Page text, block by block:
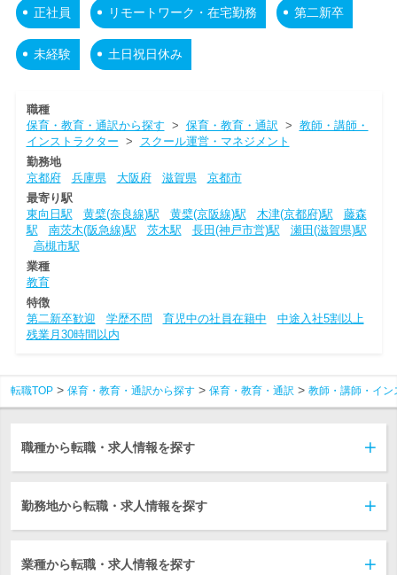
正社員 リモートワーク・在宅勤務 第二新卒
未経験 土日祝日休み
職種
保育・教育・通訳から探す > 保育・教育・通訳 > 教師・講師・
インストラクター >
スクール運営・マネジメント
勤務地
京都府
兵庫県 大阪府 滋賀県
京都市
最寄り駅
東向日駅
黄檗(奈良線)駅 黄檗(京阪線)駅 木津(京都府)駅
藤森
駅
南茨木(阪急線)駅 茨木駅 長田(神戸市営)駅
瀬田(滋賀県)駅
高槻市駅
業種
教育
特徴
第二新卒歓迎
学歴不問 育児中の社員在籍中
中途入社5割以上
残業月30時間以内
転職TOP 保育・教育・通訳から探す 保育・教育・通訳 教師・講師・イン
職種から転職・求人情報を探す
勤務地から転職・求人情報を探す
業種から転職・求人情報を探す